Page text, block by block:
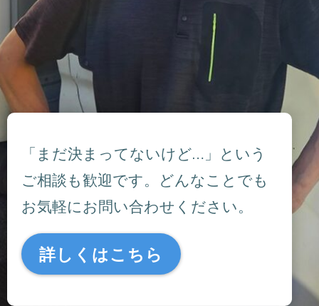
「まだ決まってないけど…」という
ご相談も歓迎です。どんなことでも
お気軽にお問い合わせください。
詳しくはこちら